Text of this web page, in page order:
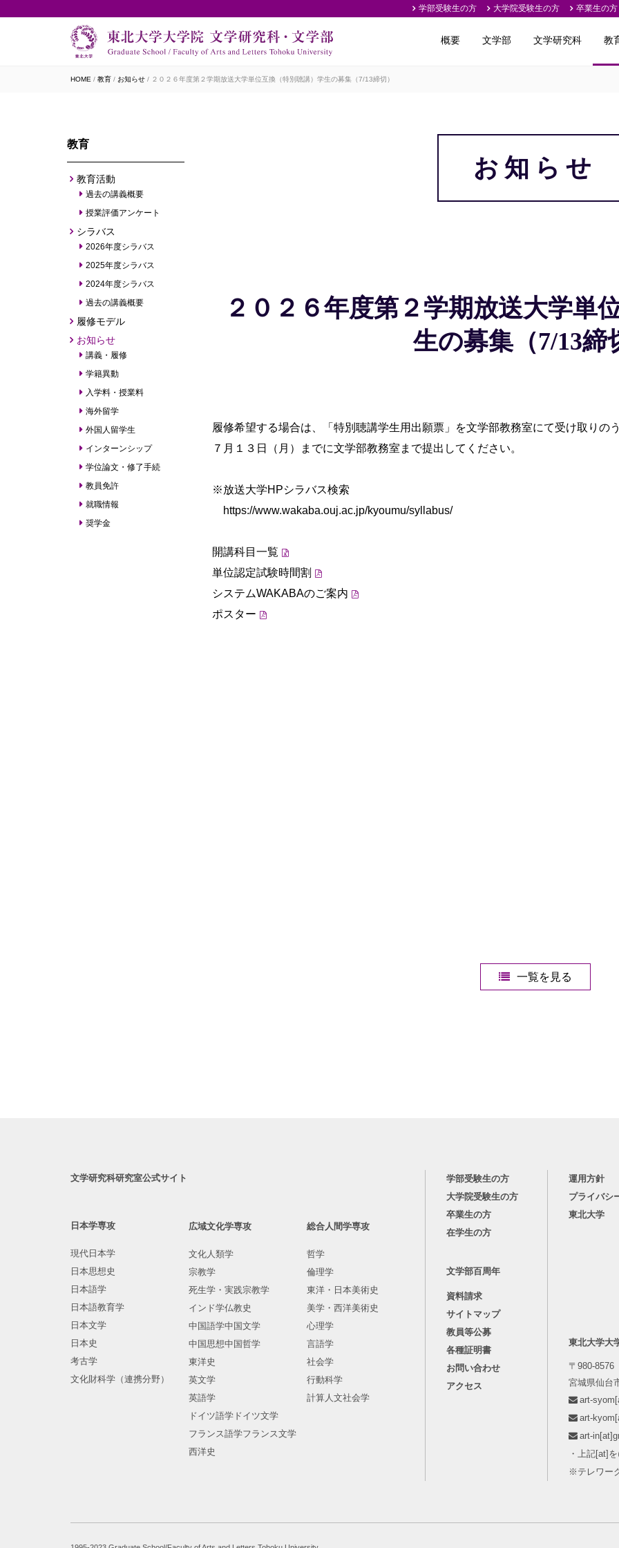
学部受験生の方 大学院受験生の方 卒業生の方
概要 文学部 文学研究科 教
HOME 教育 お知らせ ２０２６年度第２学期放送大学単位互換（特別聴講）学生の募集（7/13締切）
お知らせ
２０２６年度第２学期放送大学単
生の募集（7/13締
履修希望する場合は、「特別聴講学生用出願票」を文学部教務室にて受け取りのう
７月１３日（月）までに文学部教務室まで提出してください。
※放送大学HPシラバス検索
https://www.wakaba.ouj.ac.jp/kyoumu/syllabus/
開講科目一覧
単位認定試験時間割
システムWAKABAのご案内
ポスター
一覧を見る
教育
教育活動
過去の講義概要
授業評価アンケート
シラバス
2026年度シラバス
2025年度シラバス
2024年度シラバス
過去の講義概要
履修モデル
お知らせ
講義・履修
学籍異動
入学料・授業料
海外留学
外国人留学生
インターンシップ
学位論文・修了手続
教員免許
就職情報
奨学金
文学研究科研究室公式サイト
日本学専攻
現代日本学
日本思想史
日本語学
日本語教育学
日本文学
日本史
考古学
文化財科学（連携分野）
広域文化学専攻
文化人類学
宗教学
死生学・実践宗教学
インド学仏教史
中国語学中国文学
中国思想中国哲学
東洋史
英文学
英語学
ドイツ語学ドイツ文学
フランス語学フランス文学
西洋史
総合人間学専攻
哲学
倫理学
東洋・日本美術史
美学・西洋美術史
心理学
言語学
社会学
行動科学
計算人文社会学
学部受験生の方
大学院受験生の方
卒業生の方
在学生の方
文学部百周年
資料請求
サイトマップ
教員等公募
各種証明書
お問い合わせ
アクセス
運用方針
プライバシ
東北大学
東北大学大
〒980-8576
宮城県仙台
art-
art-
art-
・上記[at]
※テレワー